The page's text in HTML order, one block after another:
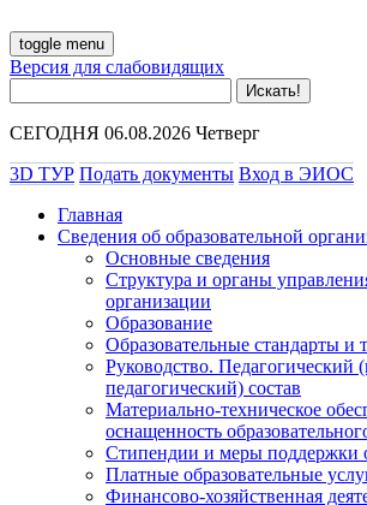
toggle menu
Версия для слабовидящих
СЕГОДНЯ 06.08.2026 Четверг
3D ТУР Подать документы Вход в ЭИОС
Главная
Сведения об образовательной
Основные сведения
Структура и органы
организации
Образование
Образовательные стандарты и
Руководство. Педагогический
педагогический) состав
Материально-техническое
оснащенность
Стипендии и меры поддержки
Платные образовательные
Финансово-хозяйственная